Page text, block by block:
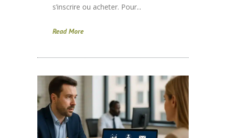
s’inscrire ou acheter. Pour...
Read More